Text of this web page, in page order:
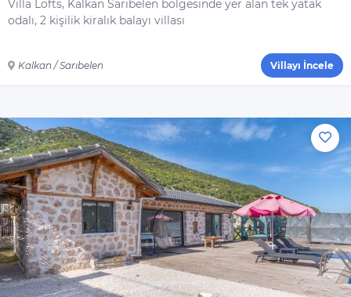
Saç Kurutma
Makinesi
Çarşaflar
Elektrikli Süpürge
Dahil Olmayanlar
Şampuan
El Sabunu
Bulaşık Deterjanı
Bulaşık Makinesi
Villa Lofts, Kalkan Sarıbelen bölgesinde yer alan tek yatak
odalı, 2 kişilik kiralık balayı villası
Kalkan / Sarıbelen Villayı İncele